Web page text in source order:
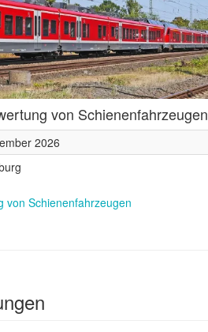
von Schienenfahrzeugen
2026
von Schienenfahrzeugen